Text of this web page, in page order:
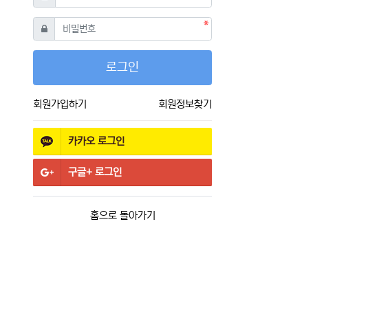
비밀번호필수
로그인
회원가입하기 회원정보찾기
카카오로그인
구글+ 로그인
홈으로 돌아가기